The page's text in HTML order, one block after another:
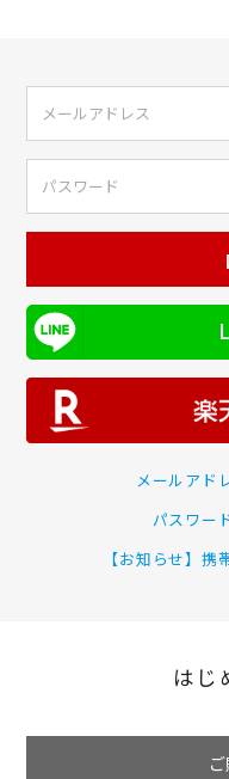
メールアド
パスワー
【お知らせ】携
はじ